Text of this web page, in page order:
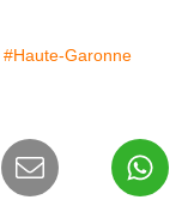
#Haute-Garonne